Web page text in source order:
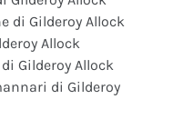
di Gilderoy Allock
Allock
Gilderoy Allock
di Gilderoy